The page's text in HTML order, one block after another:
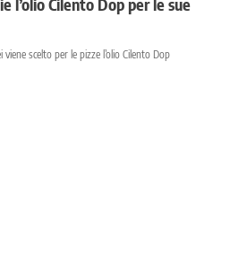
scelto per le pizze l’olio Cilento Dop